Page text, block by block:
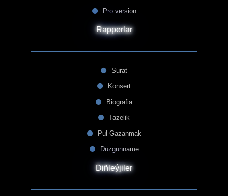
Pro version
Rapperlar
Surat
Konsert
Biografia
Tazelik
Pul Gazanmak
Düzgunname
Diñleýjiler